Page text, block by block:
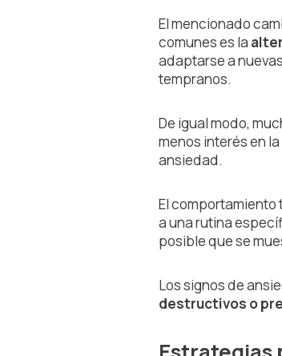
El mencionado
comunes es la
adaptarse a
tempranos.
De igual modo,
menos interés en
ansiedad.
El
a una rutina
posible que se
Los signos de
destructivos o